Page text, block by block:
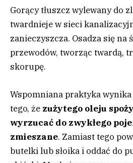
Gorący tłuszcz wylewany do
twardnieje w sieci
zanieczyszcza. Osadza się na
przewodów, tworząc twardą,
skorupę.
Wspomniana praktyka
tego, że zużytego oleju
wyrzucać do zwykłego
zmieszane. Zamiast tego
butelki lub słoika i oddać do